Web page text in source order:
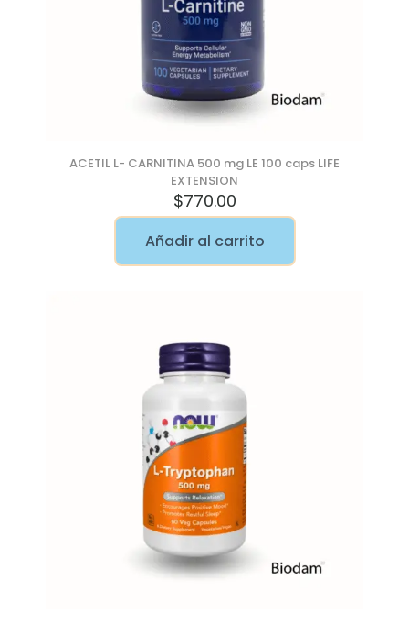
ACETIL L- CARNITINA 500 mg LE 100 caps LIFE
EXTENSION
$770.00
Añadir al carrito